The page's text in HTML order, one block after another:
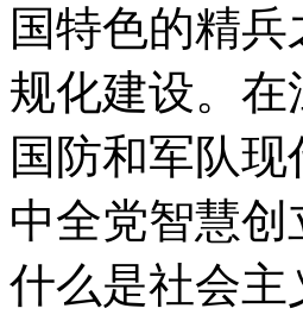
国特色的精
规化建设。
国防和军队
中全党智慧创
什么是社会